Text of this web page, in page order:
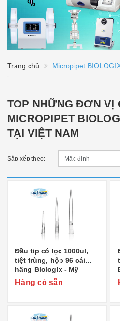
Trang chủ Micropipet
TOP NHỮNG ĐƠN VỊ
MICROPIPET
TẠI VIỆT NAM
Sắp xếp theo:
Đầu tip có lọc 1000ul,
tiệt trùng, hộp 96 cái
hãng Biologix - Mỹ
Hàng có sẵn